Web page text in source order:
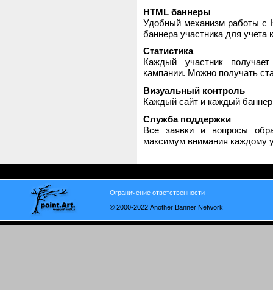
HTML баннеры
Удобный механизм работы с
баннера участника для
Статистика
Каждый участник
кампании. Можно получать
Визуальный контроль
Каждый сайт и каждый
Служба поддержки
Все заявки и вопросы
максимум внимания каждому
Ограничение ответственности
© 2000-2022 Another Banner Network